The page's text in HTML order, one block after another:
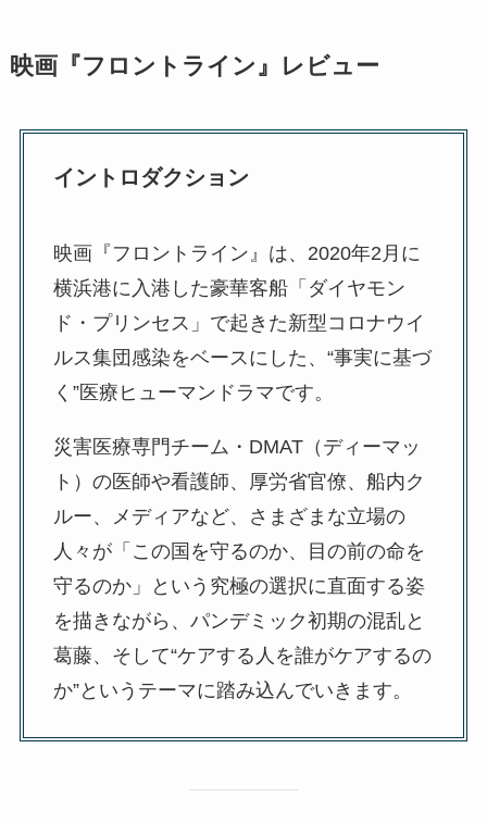
映画『フロントライン』レビュー
イントロダクション
映画『フロントライン』は、2020年2月に
横浜港に入港した豪華客船「ダイヤモン
ド・プリンセス」で起きた新型コロナウイ
ルス集団感染をベースにした、“事実に基づ
く”医療ヒューマンドラマです。
災害医療専門チーム・DMAT（ディーマッ
ト）の医師や看護師、厚労省官僚、船内ク
ルー、メディアなど、さまざまな立場の
人々が「この国を守るのか、目の前の命を
守るのか」という究極の選択に直面する姿
を描きながら、パンデミック初期の混乱と
葛藤、そして“ケアする人を誰がケアするの
か”というテーマに踏み込んでいきます。